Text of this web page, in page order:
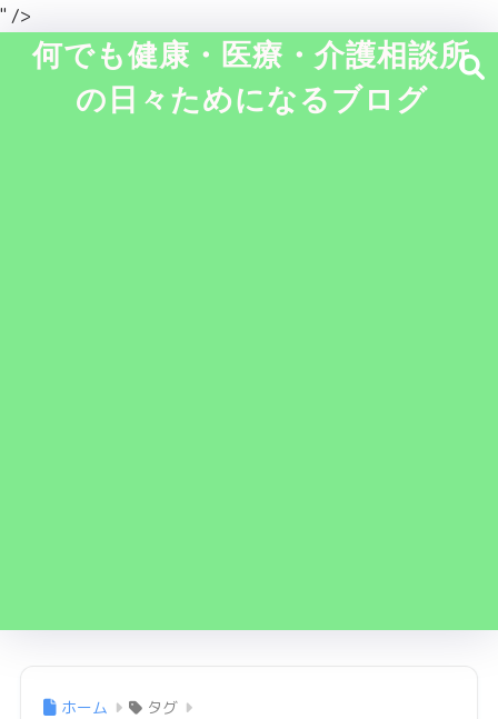
" />
何でも健康・医療・介護相談所
の日々ためになるブログ
ホーム タグ